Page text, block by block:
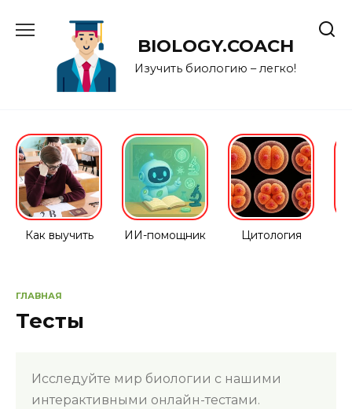
содержанию
BIOLOGY.COACH
Изучить биологию – легко!
Как выучить ИИ-помощник Цитология
ГЛАВНАЯ
Тесты
Исследуйте мир биологии с нашими
интерактивными онлайн-тестами.